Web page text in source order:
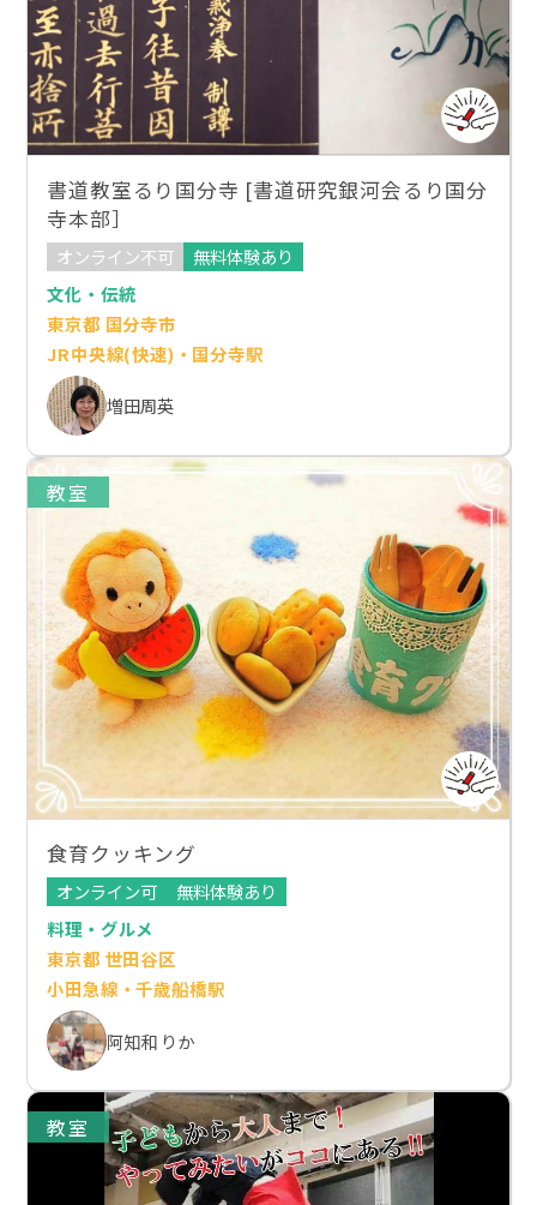
書道教室るり国分寺 [書道研究銀河会るり国分
寺本部］
オンライン不可
無料体験あり
文化・伝統
東京都 国分寺市
JR中央線(快速)・国分寺駅
増田周英
教室
食育クッキング
オンライン可
無料体験あり
料理・グルメ
東京都 世田谷区
小田急線・千歳船橋駅
阿知和 りか
教室